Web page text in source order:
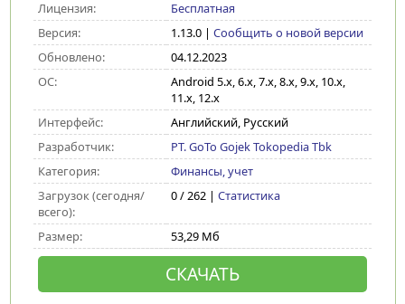
Лицензия:
Бесплатная
Версия:
1.13.0| Сообщить о новой версии
Обновлено:
04.12.2023
ОС:
Android 5.x, 6.x, 7.x, 8.x, 9.x, 10.x,
11.x, 12.x
Интерфейс:
Английский, Русский
Разработчик:
PT. GoTo Gojek Tokopedia Tbk
Категория:
Финансы, учет
Загрузок (сегодня/
всего):
0 / 262 | Статистика
Размер: 53,29 Мб
СКАЧАТЬ